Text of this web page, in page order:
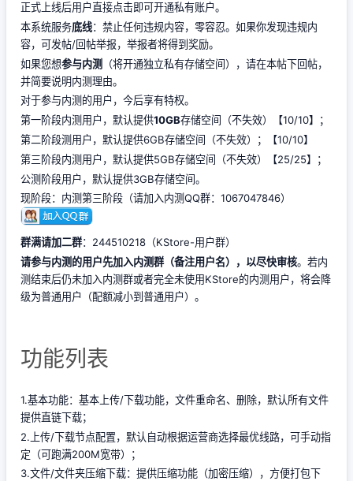
正式上线后用户直接点击即可开通私有账户。
本系统服务底线：禁止任何违规内容，零容忍。如果你发现违规内
容，可发帖/回帖举报，举报者将得到奖励。
如果您想参与内测 （将开通独立私有存储空间），请在本帖下回帖，
并简要说明内测理由。
对于参与内测的用户，今后享有特权。
第一阶段内测用户，默认提供10GB存储空间（不失效）【10/10】；
第二阶段测用户，默认提供6GB存储空间（不失效）；【10/10】
第三阶段内测用户，默认提供5GB存储空间（不失效）【25/25】；
公测阶段用户，默认提供3GB存储空间。
现阶段：内测第三阶段（请加入内测QQ群：1067047846）
群满请加二群：244510218（KStore-用户群）
请参与内测的用户先加入内测群（备注用户名），以尽快审核。若内
测结束后仍未加入内测群或者完全未使用KStore的内测用户，将会降
级为普通用户（配额减小到普通用户）。
功能列表
1.基本功能：基本上传/下载功能，文件重命名、删除，默认所有文件
提供直链下载；
2.上传/下载节点配置，默认自动根据运营商选择最优线路，可手动指
定（可跑满200M宽带）；
3.文件/文件夹压缩下载：提供压缩功能（加密压缩），方便打包下